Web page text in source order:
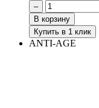
–
В корзину
Купить в 1 клик
ANTI-AGE